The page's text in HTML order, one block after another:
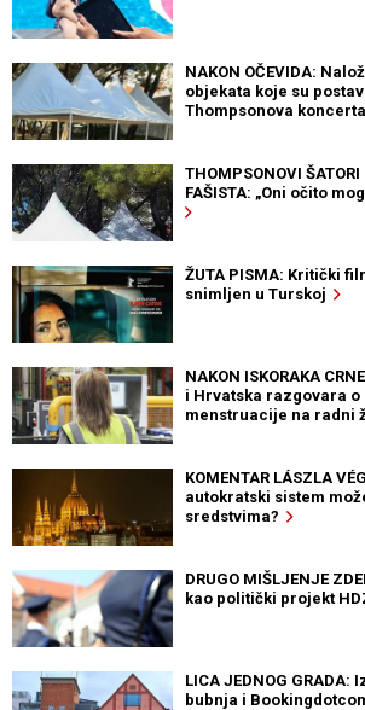
NAKON OČEVIDA:
objekata koje su
Thompsonova
THOMPSONOVI
FAŠISTA: „Oni očito
ŽUTA PISMA: Kritički
snimljen u Turskoj
NAKON ISKORAKA
i Hrvatska razgovara o
menstruacije na radni
KOMENTAR LÁSZLA
autokratski sistem
sredstvima?
DRUGO MIŠLJENJE
kao politički projekt
LICA JEDNOG GRADA:
bubnja i